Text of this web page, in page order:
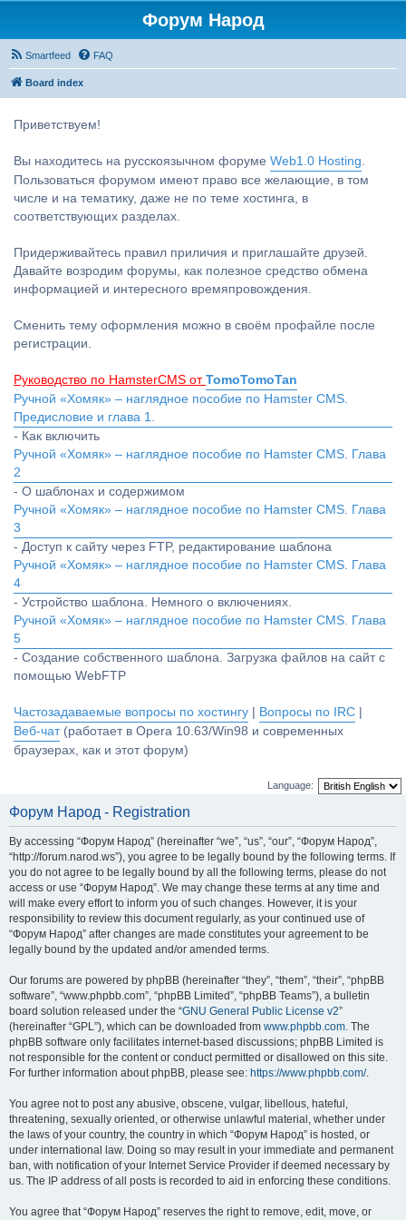
Форум Народ
Smartfeed FAQ
Board index
Приветствуем!
Вы находитесь на русскоязычном форуме Web1.0 Hosting.
Пользоваться форумом имеют право все желающие, в том
числе и на тематику, даже не по теме хостинга, в
соответствующих разделах.
Придерживайтесь правил приличия и приглашайте друзей.
Давайте возродим форумы, как полезное средство обмена
информацией и интересного времяпровождения.
Сменить тему оформления можно в своём профайле после
регистрации.
Руководство по HamsterCMS от TomoTomoTan
Ручной «Хомяк» – наглядное пособие по Hamster CMS.
Предисловие и глава 1.
- Как включить
Ручной «Хомяк» – наглядное пособие по Hamster CMS. Глава
2
- О шаблонах и содержимом
Ручной «Хомяк» – наглядное пособие по Hamster CMS. Глава
3
- Доступ к сайту через FTP, редактирование шаблона
Ручной «Хомяк» – наглядное пособие по Hamster CMS. Глава
4
- Устройство шаблона. Немного о включениях.
Ручной «Хомяк» – наглядное пособие по Hamster CMS. Глава
5
- Создание собственного шаблона. Загрузка файлов на сайт с
помощью WebFTP
Частозадаваемые вопросы по хостингу Вопросы по IRC
Веб-чат(работает в Opera 10.63/Win98 и современных
браузерах, как и этот форум)
Language:
Форум Народ - Registration
By accessing “Форум Народ” (hereinafter “we”, “us”, “our”, “Форум Народ”,
“http://forum.narod.ws”), you agree to be legally bound by the following terms. If
you do not agree to be legally bound by all the following terms, please do not
access or use “Форум Народ”. We may change these terms at any time and
will make every effort to inform you of such changes. However, it is your
responsibility to review this document regularly, as your continued use of
“Форум Народ” after changes are made constitutes your agreement to be
legally bound by the updated and/or amended terms.
Our forums are powered by phpBB (hereinafter “they”, “them”, “their”, “phpBB
software”, “www.phpbb.com”, “phpBB Limited”, “phpBB Teams”), a bulletin
board solution released under the “GNU General Public License v2”
(hereinafter “GPL”), which can be downloaded from www.phpbb.com. The
phpBB software only facilitates internet-based discussions; phpBB Limited is
not responsible for the content or conduct permitted or disallowed on this site.
For further information about phpBB, please see: https://www.phpbb.com/.
You agree not to post any abusive, obscene, vulgar, libellous, hateful,
threatening, sexually oriented, or otherwise unlawful material, whether under
the laws of your country, the country in which “Форум Народ” is hosted, or
under international law. Doing so may result in your immediate and permanent
ban, with notification of your Internet Service Provider if deemed necessary by
us. The IP address of all posts is recorded to aid in enforcing these conditions.
You agree that “Форум Народ” reserves the right to remove, edit, move, or